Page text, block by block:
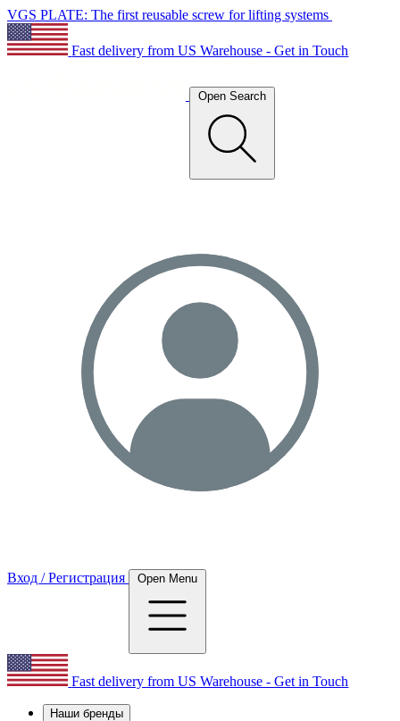
VGS PLATE: The first reusable screw for lifting systems
Fast delivery from US Warehouse - Get in Touch
Open Search
Вход / Регистрация Open Menu
Fast delivery from US Warehouse - Get in Touch
Наши бренды